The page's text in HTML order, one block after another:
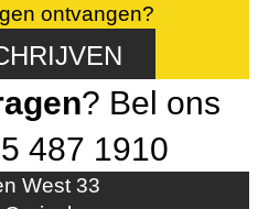
ontvangen?
? Bel ons
487 1910
West 33